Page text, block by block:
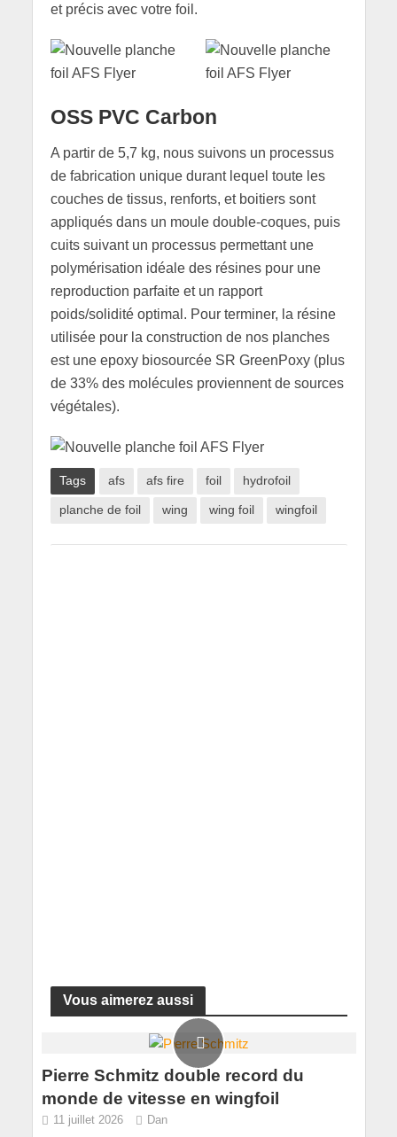
et précis avec votre foil.
OSS PVC Carbon
A partir de 5,7 kg, nous suivons un processus
de fabrication unique durant lequel toute les
couches de tissus, renforts, et boitiers sont
appliqués dans un moule double-coques, puis
cuits suivant un processus permettant une
polymérisation idéale des résines pour une
reproduction parfaite et un rapport
poids/solidité optimal. Pour terminer, la résine
utilisée pour la construction de nos planches
est une epoxy biosourcée SR GreenPoxy (plus
de 33% des molécules proviennent de sources
végétales).
Tags afs afs fire foil hydrofoil
planche de foil wing wing foil wingfoil
Vous aimerez aussi
Pierre Schmitz double record du
monde de vitesse en wingfoil
11 juillet 2026 Dan